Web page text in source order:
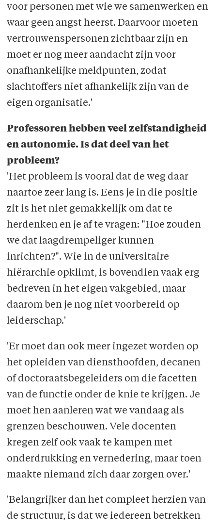
voor personen met wie we samenwerken en
waar geen angst heerst. Daarvoor moeten
vertrouwenspersonen zichtbaar zijn en
moet er nog meer aandacht zijn voor
onafhankelijke meldpunten, zodat
slachtoffers niet afhankelijk zijn van de
eigen organisatie.'
Professoren hebben veel zelfstandigheid
en autonomie. Is dat deel van het
probleem?
'Het probleem is vooral dat de weg daar
naartoe zeer lang is. Eens je in die positie
zit is het niet gemakkelijk om dat te
herdenken en je af te vragen: "Hoe zouden
we dat laagdrempeliger kunnen
inrichten?". Wie in de universitaire
hiërarchie opklimt, is bovendien vaak erg
bedreven in het eigen vakgebied, maar
daarom ben je nog niet voorbereid op
leiderschap.'
'Er moet dan ook meer ingezet worden op
het opleiden van diensthoofden, decanen
of doctoraatsbegeleiders om die facetten
van de functie onder de knie te krijgen. Je
moet hen aanleren wat we vandaag als
grenzen beschouwen. Vele docenten
kregen zelf ook vaak te kampen met
onderdrukking en vernedering, maar toen
maakte niemand zich daar zorgen over.'
'Belangrijker dan het compleet herzien van
de structuur, is dat we iedereen betrekken